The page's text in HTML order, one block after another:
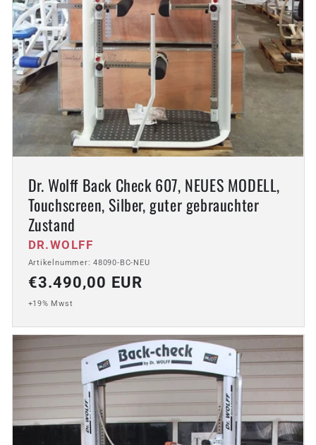
Dr. Wolff Back Check 607, NEUES MODELL,
Touchscreen, Silber, guter gebrauchter
Zustand
Anbieter:
DR.WOLFF
Artikelnummer: 48090-BC-NEU
Normaler
Preis
€3.490,00 EUR
+19% Mwst